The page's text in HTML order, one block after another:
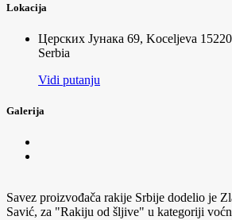
Lokacija
Церских Јунака 69, Koceljeva
Serbia
Vidi putanju
Galerija
Savez proizvođača rakije Srbije dodelio je
Savić, za "Rakiju od šljive" u kategoriji